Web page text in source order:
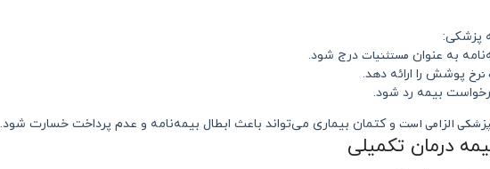
پزشکی:
به عنوان مستثنیات درج شود.
نرخ پوشش را ارائه دهد.
بیمه رد شود.
الزامی است و کتمان بیماری می‌تواند باعث ابطال بیمه‌نامه و عدم پرداخت خسارت شود.
درمان تکمیلی